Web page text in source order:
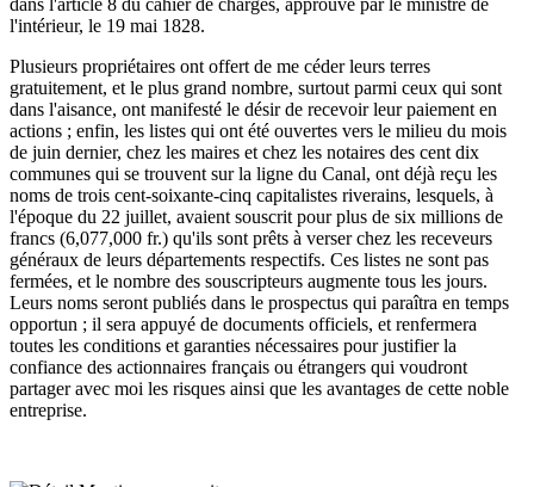
dans l'article 8 du cahier de charges, approuvé par le ministre de
l'intérieur, le 19 mai 1828.
Plusieurs propriétaires ont offert de me céder leurs terres
gratuitement, et le plus grand nombre, surtout parmi ceux qui sont
dans l'aisance, ont manifesté le désir de recevoir leur paiement en
actions ; enfin, les listes qui ont été ouvertes vers le milieu du mois
de juin dernier, chez les maires et chez les notaires des cent dix
communes qui se trouvent sur la ligne du Canal, ont déjà reçu les
noms de trois cent-soixante-cinq capitalistes riverains, lesquels, à
l'époque du 22 juillet, avaient souscrit pour plus de six millions de
francs (6,077,000 fr.) qu'ils sont prêts à verser chez les receveurs
généraux de leurs départements respectifs. Ces listes ne sont pas
fermées, et le nombre des souscripteurs augmente tous les jours.
Leurs noms seront publiés dans le prospectus qui paraîtra en temps
opportun ; il sera appuyé de documents officiels, et renfermera
toutes les conditions et garanties nécessaires pour justifier la
confiance des actionnaires français ou étrangers qui voudront
partager avec moi les risques ainsi que les avantages de cette noble
entreprise.